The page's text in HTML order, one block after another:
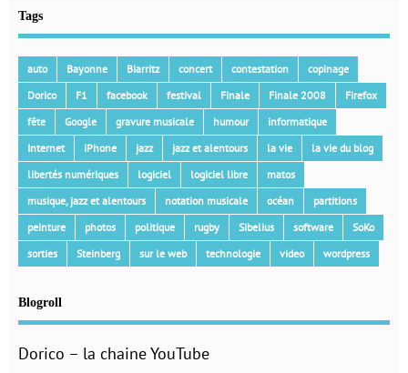
Tags
auto Bayonne Biarritz concert contestation
copinage
Dorico
F1 facebook festival Finale Finale 2008
Firefox
fête
Google gravure musicale humour
informatique
Internet
iPhone jazz jazz et alentours la vie
la vie du blog
libertés numériques
logiciel logiciel libre
matos
musique, jazz et alentours
notation musicale océan
partitions
peinture
photos politique rugby Sibelius software
SoKo
sorties
Steinberg sur le web technologie video wordpress
Blogroll
Dorico – la chaine YouTube